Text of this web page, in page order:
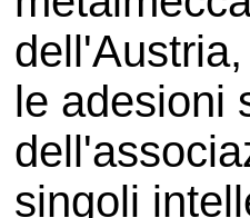
le adesioni
singoli